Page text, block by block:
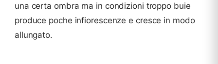
una certa ombra ma in condizioni troppo buie
produce poche infiorescenze e cresce in modo
allungato.